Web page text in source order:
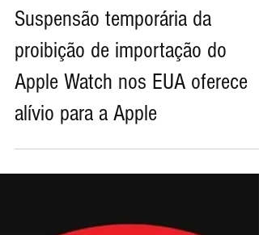
2 de jan. de 2024
Suspensão temporária da
proibição de importação do
Apple Watch nos EUA oferece
alívio para a Apple